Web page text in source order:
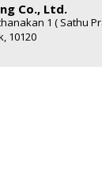
Co., Ltd.
1 ( Sathu
10120